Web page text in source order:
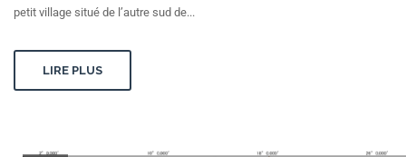
petit village situé de l’autre sud de...
LIRE PLUS